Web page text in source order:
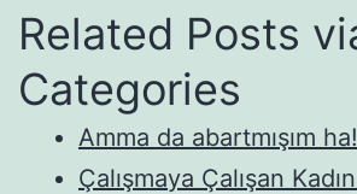
Related Posts
Categories
Amma da abartmışım ha!
Çalışmaya Çalışan